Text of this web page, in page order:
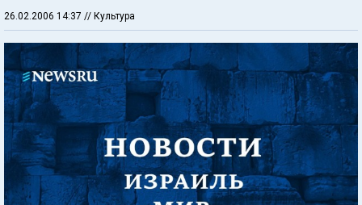
26.02.2006 14:37 // Культура